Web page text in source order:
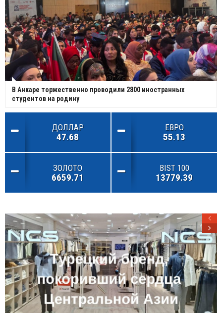
В Анкаре торжественно проводили 2800 иностранных
студентов на родину
ДОЛЛАР
47.68
ЕВРО
55.13
ЗОЛОТО
6659.71
BIST 100
13779.39